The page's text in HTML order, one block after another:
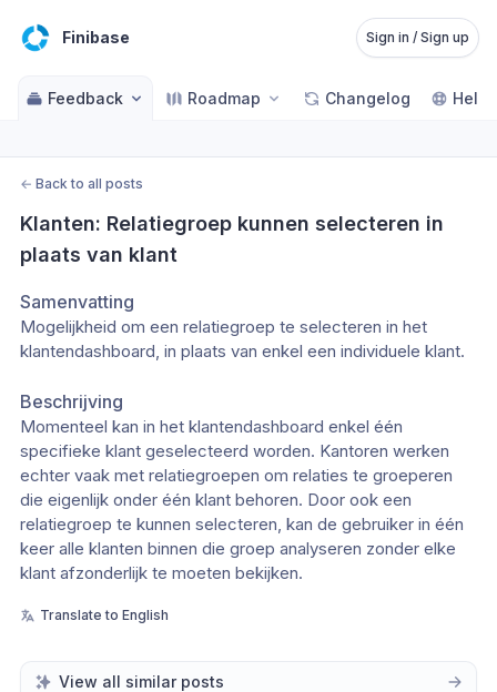
Finibase Sign in / Sign up
Feedback Roadmap Changelog Help
← Back to all posts
Klanten: Relatiegroep kunnen selecteren in
plaats van klant
Samenvatting
Mogelijkheid om een relatiegroep te selecteren in het
klantendashboard, in plaats van enkel een individuele klant.
Beschrijving
Momenteel kan in het klantendashboard enkel één
specifieke klant geselecteerd worden. Kantoren werken
echter vaak met relatiegroepen om relaties te groeperen
die eigenlijk onder één klant behoren. Door ook een
relatiegroep te kunnen selecteren, kan de gebruiker in één
keer alle klanten binnen die groep analyseren zonder elke
klant afzonderlijk te moeten bekijken.
Translate to English
View all similar posts